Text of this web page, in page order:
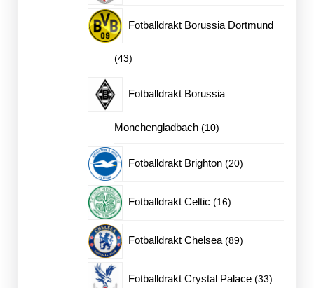
Fotballdrakt Borussia Dortmund
4343
produkter
Fotballdrakt Borussia
Monchengladbach 1010
Fotballdrakt Brighton 2020
Fotballdrakt Celtic 1616
Fotballdrakt Chelsea 8989
Fotballdrakt Crystal Palace 3333